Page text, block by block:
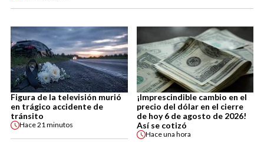
Figura de la televisión murió
en trágico accidente de
tránsito
Hace21 minutos
¡Imprescindible cambio en el
precio del dólar en el cierre
de hoy 6 de agosto de 2026!
Así se cotizó
Haceuna hora